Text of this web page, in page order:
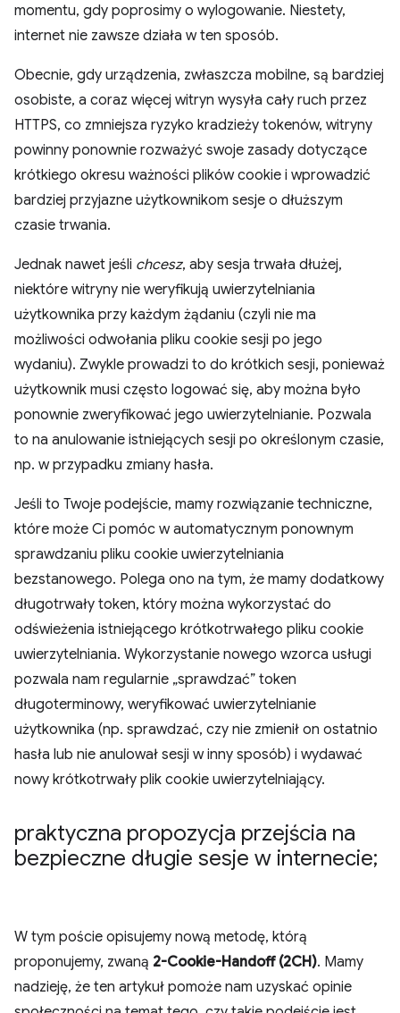
momentu, gdy poprosimy o wylogowanie. Niestety,
internet nie zawsze działa w ten sposób.
Obecnie, gdy urządzenia, zwłaszcza mobilne, są bardziej
osobiste, a coraz więcej witryn wysyła cały ruch przez
HTTPS, co zmniejsza ryzyko kradzieży tokenów, witryny
powinny ponownie rozważyć swoje zasady dotyczące
krótkiego okresu ważności plików cookie i wprowadzić
bardziej przyjazne użytkownikom sesje o dłuższym
czasie trwania.
Jednak nawet jeśli chcesz, aby sesja trwała dłużej,
niektóre witryny nie weryfikują uwierzytelniania
użytkownika przy każdym żądaniu (czyli nie ma
możliwości odwołania pliku cookie sesji po jego
wydaniu). Zwykle prowadzi to do krótkich sesji, ponieważ
użytkownik musi często logować się, aby można było
ponownie zweryfikować jego uwierzytelnianie. Pozwala
to na anulowanie istniejących sesji po określonym czasie,
np. w przypadku zmiany hasła.
Jeśli to Twoje podejście, mamy rozwiązanie techniczne,
które może Ci pomóc w automatycznym ponownym
sprawdzaniu pliku cookie uwierzytelniania
bezstanowego. Polega ono na tym, że mamy dodatkowy
długotrwały token, który można wykorzystać do
odświeżenia istniejącego krótkotrwałego pliku cookie
uwierzytelniania. Wykorzystanie nowego wzorca usługi
pozwala nam regularnie „sprawdzać” token
długoterminowy, weryfikować uwierzytelnianie
użytkownika (np. sprawdzać, czy nie zmienił on ostatnio
hasła lub nie anulował sesji w inny sposób) i wydawać
nowy krótkotrwały plik cookie uwierzytelniający.
praktyczna propozycja przejścia na
bezpieczne długie sesje w internecie;
W tym poście opisujemy nową metodę, którą
proponujemy, zwaną 2-Cookie-Handoff (2CH). Mamy
nadzieję, że ten artykuł pomoże nam uzyskać opinie